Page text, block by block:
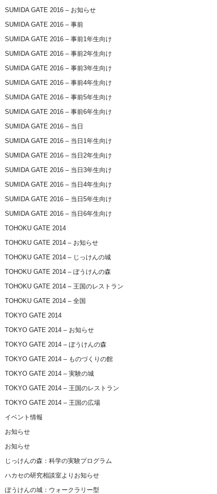
SUMIDA GATE 2016 – お知らせ
SUMIDA GATE 2016 – 事前
SUMIDA GATE 2016 – 事前1年生向け
SUMIDA GATE 2016 – 事前2年生向け
SUMIDA GATE 2016 – 事前3年生向け
SUMIDA GATE 2016 – 事前4年生向け
SUMIDA GATE 2016 – 事前5年生向け
SUMIDA GATE 2016 – 事前6年生向け
SUMIDA GATE 2016 – 当日
SUMIDA GATE 2016 – 当日1年生向け
SUMIDA GATE 2016 – 当日2年生向け
SUMIDA GATE 2016 – 当日3年生向け
SUMIDA GATE 2016 – 当日4年生向け
SUMIDA GATE 2016 – 当日5年生向け
SUMIDA GATE 2016 – 当日6年生向け
TOHOKU GATE 2014
TOHOKU GATE 2014 – お知らせ
TOHOKU GATE 2014 – じっけんの城
TOHOKU GATE 2014 – ぼうけんの森
TOHOKU GATE 2014 – 王国のレストラン
TOHOKU GATE 2014 – 全国
TOKYO GATE 2014
TOKYO GATE 2014 – お知らせ
TOKYO GATE 2014 – ぼうけんの森
TOKYO GATE 2014 – ものづくりの館
TOKYO GATE 2014 – 実験の城
TOKYO GATE 2014 – 王国のレストラン
TOKYO GATE 2014 – 王国の広場
イベント情報
お知らせ
お知らせ
じっけんの森：科学の実験プログラム
ハカセの研究相談室よりお知らせ
ぼうけんの城：ウォークラリー型